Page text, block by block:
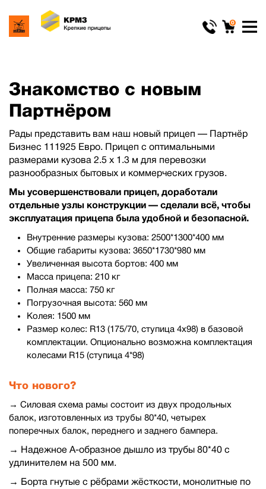
0
Знакомство с новым
Партнёром
Рады представить вам наш новый прицеп — Партнёр
Бизнес 111925 Евро. Прицеп с оптимальными
размерами кузова 2.5 х 1.3 м для перевозки
разнообразных бытовых и коммерческих грузов.
Мы усовершенствовали прицеп, доработали
отдельные узлы конструкции — сделали всё, чтобы
эксплуатация прицепа была удобной и безопасной.
Внутренние размеры кузова: 2500*1300*400 мм
Общие габариты кузова: 3650*1730*980 мм
Увеличенная высота бортов: 400 мм
Масса прицепа: 210 кг
Полная масса: 750 кг
Погрузочная высота: 560 мм
Колея: 1500 мм
Размер колес: R13 (175/70, ступица 4х98) в базовой
комплектации. Опционально возможна комплектация
колесами R15 (ступица 4*98)
Что нового?
→ Силовая схема рамы состоит из двух продольных
балок, изготовленных из трубы 80*40, четырех
поперечных балок, переднего и заднего бампера.
→ Надежное А-образное дышло из трубы 80*40 с
удлинителем на 500 мм.
→ Борта гнутые с рёбрами жёсткости, монолитные по